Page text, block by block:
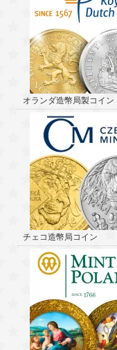
オランダ造幣局製コイン
チェコ造幣局コイン